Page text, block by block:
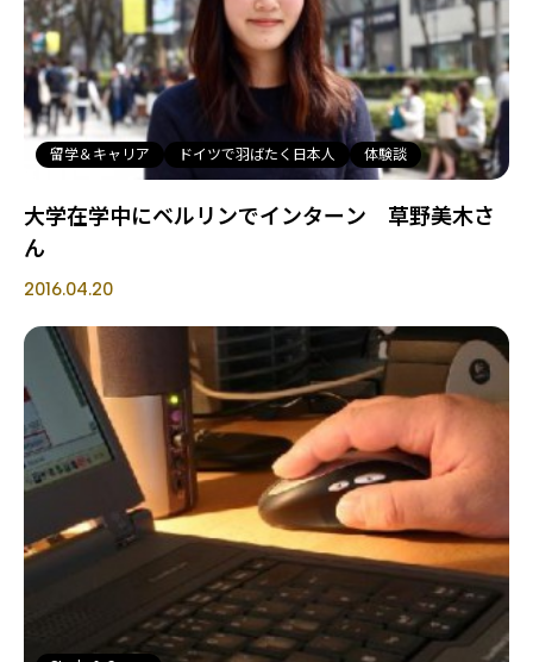
留学＆キャリア ドイツで羽ばたく日本人 体験談
大学在学中にベルリンでインターン 草野美木さ
ん
2016.04.20